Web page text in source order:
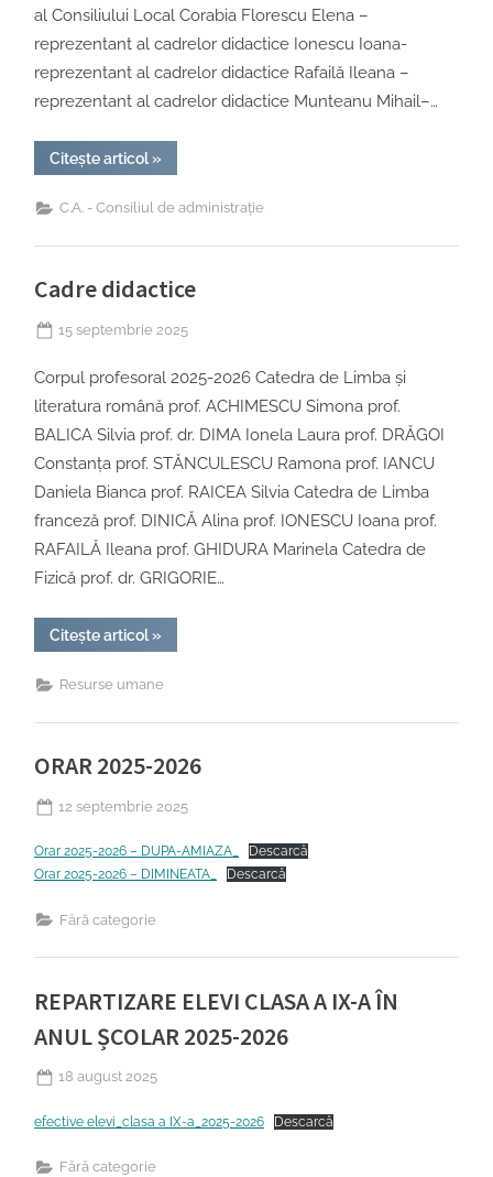
al Consiliului Local Corabia Florescu Elena –
reprezentant al cadrelor didactice Ionescu Ioana-
reprezentant al cadrelor didactice Rafailă Ileana –
reprezentant al cadrelor didactice Munteanu Mihail–…
Citește articol “Consiliul
de
»
C.A. - Consiliul de administrație
Cadre didactice
Posted
15 septembrie 2025
Corpul profesoral 2025-2026 Catedra de Limba şi
literatura română prof. ACHIMESCU Simona prof.
BALICA Silvia prof. dr. DIMA Ionela Laura prof. DRĂGOI
Constanţa prof. STĂNCULESCU Ramona prof. IANCU
Daniela Bianca prof. RAICEA Silvia Catedra de Limba
franceză prof. DINICĂ Alina prof. IONESCU Ioana prof.
RAFAILĂ Ileana prof. GHIDURA Marinela Catedra de
Fizică prof. dr. GRIGORIE…
Citește articol “Cadre
didactice”
»
Resurse umane
ORAR 2025-2026
Posted
12 septembrie 2025
Orar 2025-2026 – DUPA-AMIAZA_
Descarcă
Orar 2025-2026 – DIMINEATA_
Descarcă
Fără categorie
REPARTIZARE ELEVI CLASA A IX-A ÎN
ANUL ȘCOLAR 2025-2026
Posted
18 august 2025
efective elevi_clasa a IX-a_2025-2026 Descarcă
Fără categorie